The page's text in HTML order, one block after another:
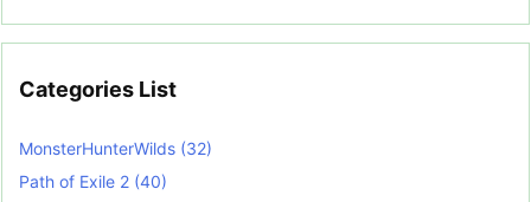
Categories List
MonsterHunterWilds (32)
Path of Exile 2 (40)